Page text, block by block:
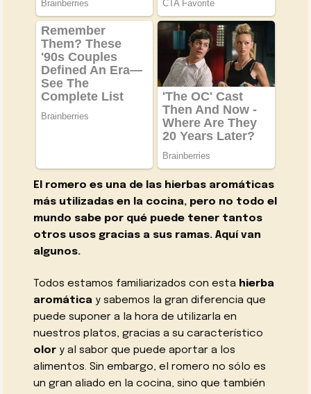
El romero es una de las hierbas aromáticas
más utilizadas en la cocina, pero no todo el
mundo sabe por qué puede tener tantos
otros usos gracias a sus ramas. Aquí van
algunos.
Todos estamos familiarizados con esta hierba
aromática y sabemos la gran diferencia que
puede suponer a la hora de utilizarla en
nuestros platos, gracias a su característico
olor y al sabor que puede aportar a los
alimentos. Sin embargo, el romero no sólo es
un gran aliado en la cocina, sino que también